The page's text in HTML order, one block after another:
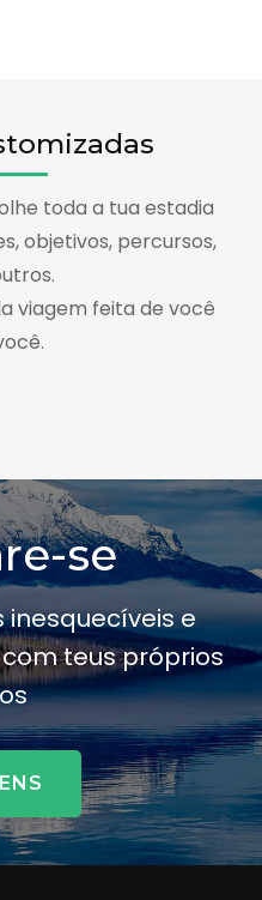
toda a tua estadia
objetivos, percursos,
viagem feita de você
se
inesquecíveis e
teus próprios